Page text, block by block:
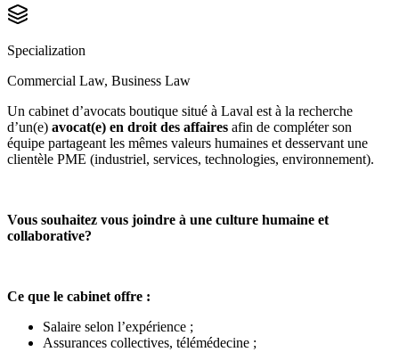
Specialization
Commercial Law, Business Law
Un cabinet d’avocats boutique situé à Laval est à la recherche
d’un(e) avocat(e) en droit des affaires afin de compléter son
équipe partageant les mêmes valeurs humaines et desservant une
clientèle PME (industriel, services, technologies, environnement).
Vous souhaitez vous joindre à une culture humaine et
collaborative?
Ce que le cabinet offre :
Salaire selon l’expérience ;
Assurances collectives, télémédecine ;